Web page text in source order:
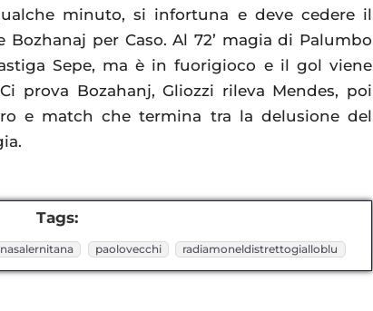
minuto, si infortuna e deve cedere il
per Caso. Al 72’ magia di Palumbo
Sepe, ma è in fuorigioco e il gol viene
prova Bozahanj, Gliozzi rileva Mendes, poi
e match che termina tra la delusione del
Tags:
paolovecchi radiamoneldistrettogialloblu